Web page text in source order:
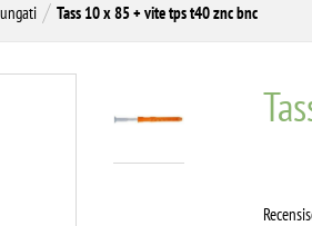
Tass 10 x 85 + vite tps t40 znc bnc